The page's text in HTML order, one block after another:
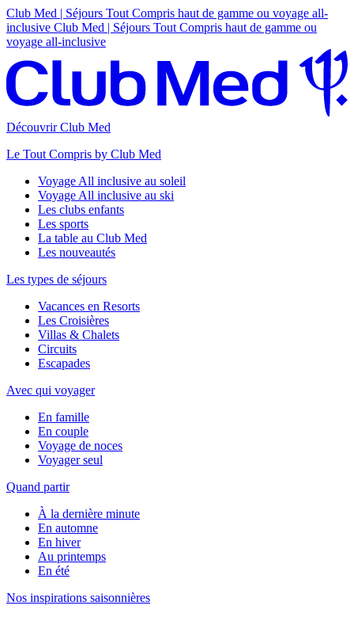
Club Med | Séjours Tout Compris haut de gamme ou voyage all-
inclusive Club Med | Séjours Tout Compris haut de gamme ou
voyage all-inclusive
Découvrir Club Med
Le Tout Compris by Club Med
Voyage All inclusive au soleil
Voyage All inclusive au ski
Les clubs enfants
Les sports
La table au Club Med
Les nouveautés
Les types de séjours
Vacances en Resorts
Les Croisières
Villas & Chalets
Circuits
Escapades
Avec qui voyager
En famille
En couple
Voyage de noces
Voyager seul
Quand partir
À la dernière minute
En automne
En hiver
Au printemps
En été
Nos inspirations saisonnières